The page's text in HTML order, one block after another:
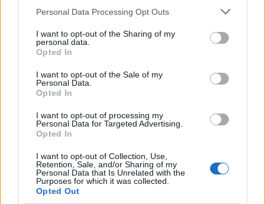
Personal Data Processing Opt Outs
I want to opt-out of the Sharing of my
personal data.
Opted In
I want to opt-out of the Sale of my
Personal Data.
Opted In
I want to opt-out of processing my
Personal Data for Targeted Advertising.
Opted In
I want to opt-out of Collection, Use,
Retention, Sale, and/or Sharing of my
Personal Data that Is Unrelated with the
Purposes for which it was collected.
Opted Out
Azt feleltem, nem tudom, egyszerűen csak együtt
tanultunk, meg kedves velem, nem beszéltünk semmi
bizalmasról. Bólintott. Nem neked való, tette hozzá.
Ugyan miért, kérdeztem volna, ha lett volna hozzá
gazdagok, tiltakoztam. Ja, persze, gúnyolódott, mert láttál
már szegény ügyvédet? És ha nem az, akkor miért nézett
úgy ki? Megrántottam a vállam.
Felejtsd el, ő nem a mi köreinkben mozog, tette hozzá.
Nekünk nincsenek köreink, válaszoltam. Erre megvetően